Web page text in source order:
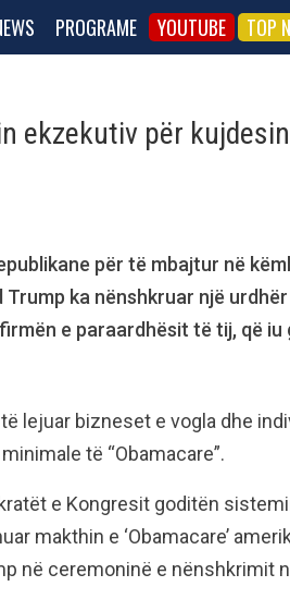
PROGRAME YOUTUBE TOP
ekzekutiv për
për të mbajtur në
ka nënshkruar një
e paraardhësit të tij, që
lejuar bizneset e vogla dhe
të “Obamacare”.
e Kongresit goditën
makthin e ‘Obamacare’
në ceremoninë e nënshkrimit